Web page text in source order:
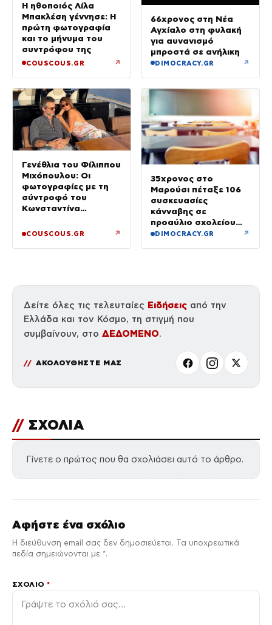
Η ηθοποιός Λίλα
Μπακλέση γέννησε: Η
πρώτη φωτογραφία
και το μήνυμα του
συντρόφου της
COUSCOUS.GR ↗
66χρονος στη Νέα
Αγχίαλο στη φυλακή
για αυνανισμό
μπροστά σε ανήλικη
DIMOCRACY.GR ↗
Γενέθλια του Φίλιππου
Μιχόπουλου: Οι
φωτογραφίες με τη
σύντροφό του
Κωνσταντίνα
δημόσιο «Σ’ αγαπώ»
COUSCOUS.GR ↗
35χρονος στο
Μαρούσι πέταξε 106
συσκευασίες
κάνναβης σε
προαύλιο σχολείου
και έφυγε μόλις είδε
DIMOCRACY.GR ↗
Δείτε όλες τις τελευταίες Ειδήσεις από την
Ελλάδα και τον Κόσμο, τη στιγμή που
συμβαίνουν, στο ΔΕΔΟΜΕΝΟ.
ΑΚΟΛΟΥΘΗΣΤΕ ΜΑΣ
// ΣΧΟΛΙΑ
Γίνετε ο πρώτος που θα σχολιάσει αυτό το άρθρο.
Αφήστε ένα σχόλιο
Η διεύθυνση email σας δεν δημοσιεύεται. Τα υποχρεωτικά
πεδία σημειώνονται με *.
ΣΧΌΛΙΟ*